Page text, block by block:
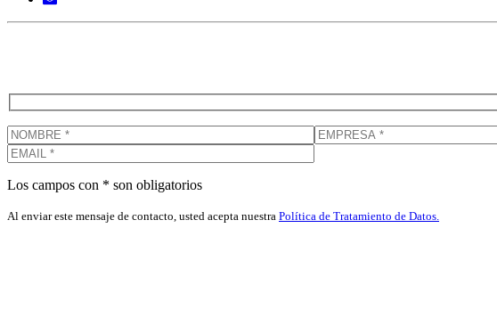
Los campos con * son obligatorios
Al enviar este mensaje de contacto, usted acepta nuestra Política de Tratamiento de Datos.